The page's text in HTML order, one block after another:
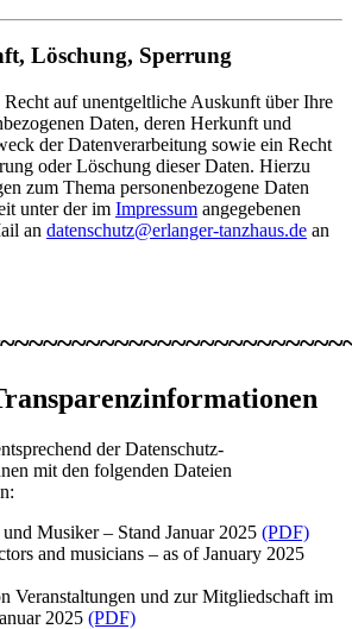
Löschung, Sperrung
Recht auf unentgeltliche Auskunft über Ihre
Daten, deren Herkunft und
der Datenverarbeitung sowie ein Recht
oder Löschung dieser Daten. Hierzu
zum Thema personenbezogene Daten
unter der im Impressum angegebenen
an datenschutz@erlanger-tanzhaus.de an
der Datenschutz-
mit den folgenden Dateien
Musiker – Stand Januar 2025 (PDF)
and musicians – as of January 2025
Veranstaltungen und zur Mitgliedschaft im
2025 (PDF)